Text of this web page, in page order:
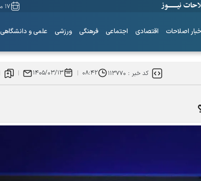
۱۷ مرداد ۱۴۰۵
اصلاحات اقتصادی اجتماعی فرهنگی ورزشی علمی و دانشگاهی
کد خبر : ۱۱۳۷۷۰ ۰۸:۴۲ ۱۴۰۵/۰۳/۱۳